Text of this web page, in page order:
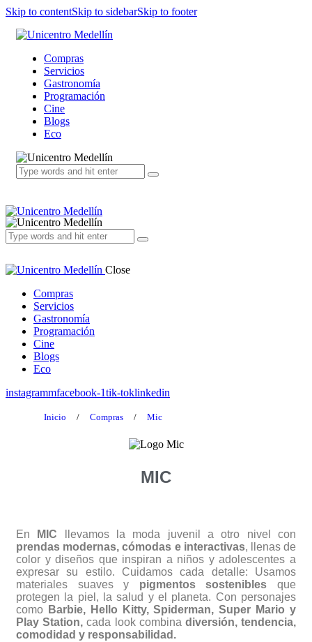
Skip to contentSkip to sidebarSkip to footer
Compras
Servicios
Gastronomía
Programación
Cine
Blogs
Eco
Close
Compras
Servicios
Gastronomía
Programación
Cine
Blogs
Eco
instagrammfacebook-1tik-toklinkedin
Inicio / Compras / Mic
MIC
En MIC
llevamos la moda juvenil a otro nivel con
prendas modernas, cómodas e interactivas, llenas de
color y diseños que inspiran a niños y adolescentes a
expresar su estilo. Cuidamos cada detalle: Usamos
materiales suaves y pigmentos sostenibles que
protegen la piel, la salud y el planeta. Con personajes
como Barbie, Hello Kitty, Spiderman, Super Mario y
Play Station, cada look combina diversión, tendencia,
comodidad y responsabilidad.